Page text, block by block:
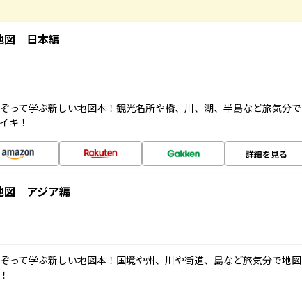
図 日本編
って学ぶ新しい地図本！観光名所や橋、川、湖、半島など旅気分で
キ！
詳細を見る
図 アジア編
って学ぶ新しい地図本！国境や州、川や街道、島など旅気分で地図